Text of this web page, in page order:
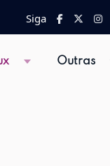
Siga
Outras